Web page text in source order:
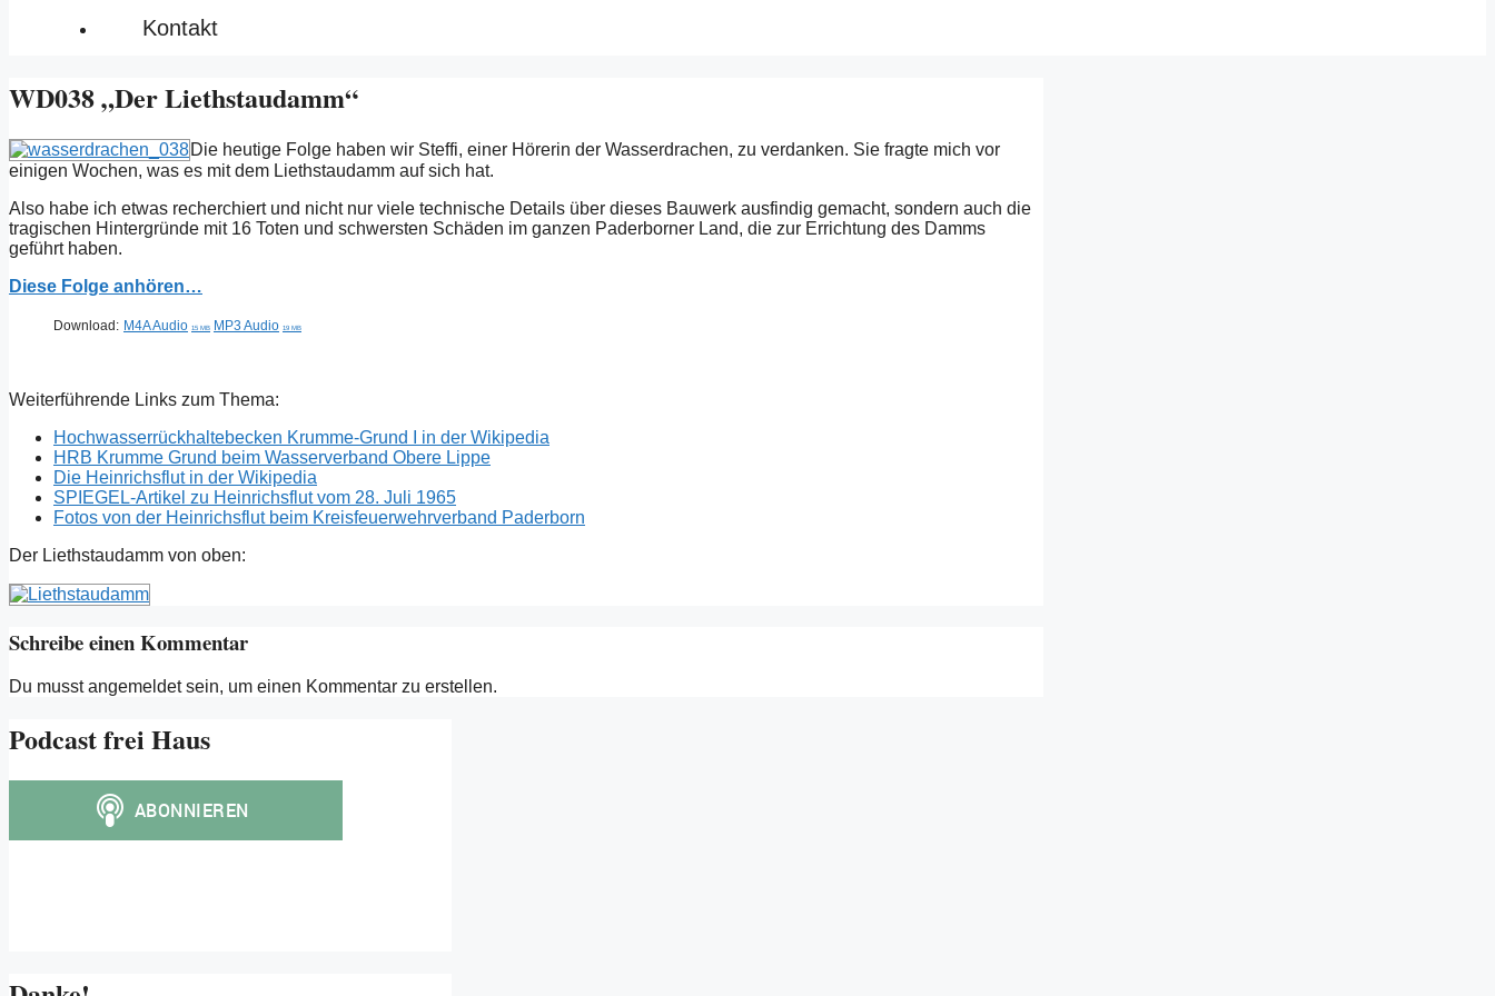
Kontakt
WD038 „Der Liethstaudamm“
Die heutige Folge haben wir Steffi, einer Hörerin der Wasserdrachen, zu verdanken. Sie fragte mich vor
einigen Wochen, was es mit dem Liethstaudamm auf sich hat.
Also habe ich etwas recherchiert und nicht nur viele technische Details über dieses Bauwerk ausfindig gemacht, sondern auch die
tragischen Hintergründe mit 16 Toten und schwersten Schäden im ganzen Paderborner Land, die zur Errichtung des Damms
geführt haben.
Diese Folge anhören…
Download: M4A Audio 15 MB MP3 Audio 19 MB
Weiterführende Links zum Thema:
Hochwasserrückhaltebecken Krumme-Grund I in der Wikipedia
HRB Krumme Grund beim Wasserverband Obere Lippe
Die Heinrichsflut in der Wikipedia
SPIEGEL-Artikel zu Heinrichsflut vom 28. Juli 1965
Fotos von der Heinrichsflut beim Kreisfeuerwehrverband Paderborn
Der Liethstaudamm von oben:
Schreibe einen Kommentar
Du musst angemeldet sein, um einen Kommentar zu erstellen.
Podcast frei Haus